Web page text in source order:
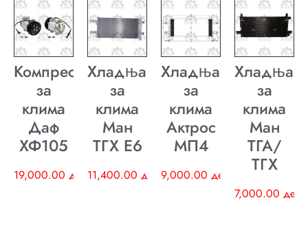
Компресор
за
клима
Даф
ХФ105
19,000.00 ден
Хладњак
за
клима
Ман
ТГХ E6
11,400.00 ден
Хладњак
за
клима
Актрос
МП4
9,000.00 ден
Хладњак
за
клима
Ман
ТГА/
ТГХ
7,000.00 ден